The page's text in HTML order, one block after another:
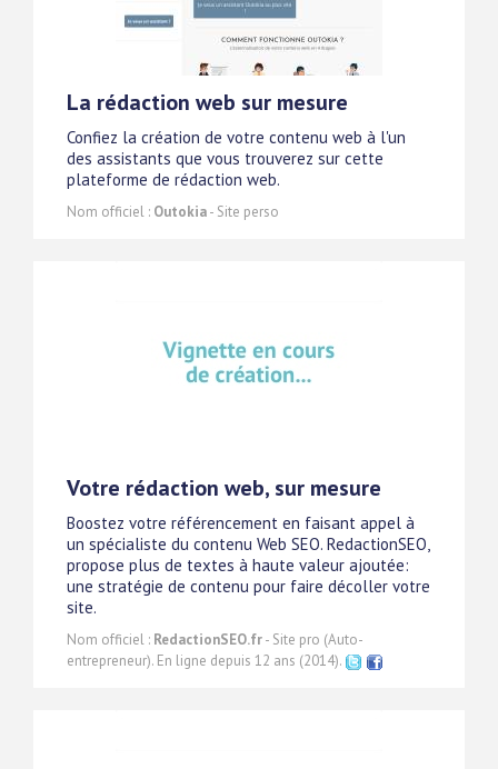
La rédaction web sur mesure
Confiez la création de votre contenu web à l'un
des assistants que vous trouverez sur cette
plateforme de rédaction web.
Nom officiel : Outokia- Site perso
Votre rédaction web, sur mesure
Boostez votre référencement en faisant appel à
un spécialiste du contenu Web SEO. RedactionSEO,
propose plus de textes à haute valeur ajoutée:
une stratégie de contenu pour faire décoller votre
site.
Nom officiel : RedactionSEO.fr- Site pro (Auto-
entrepreneur). En ligne depuis 12 ans (2014).